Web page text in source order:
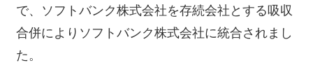
で、ソフトバンク株式会社を存続会社とする吸収
合併によりソフトバンク株式会社に統合されまし
た。